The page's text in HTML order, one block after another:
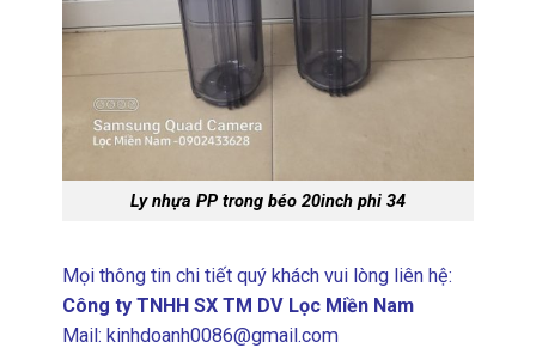
Ly nhựa PP trong béo 20inch phi 34
Mọi thông tin chi tiết quý khách vui lòng liên hệ:
Công ty TNHH SX TM DV Lọc Miền Nam
Mail: kinhdoanh0086@gmail.com